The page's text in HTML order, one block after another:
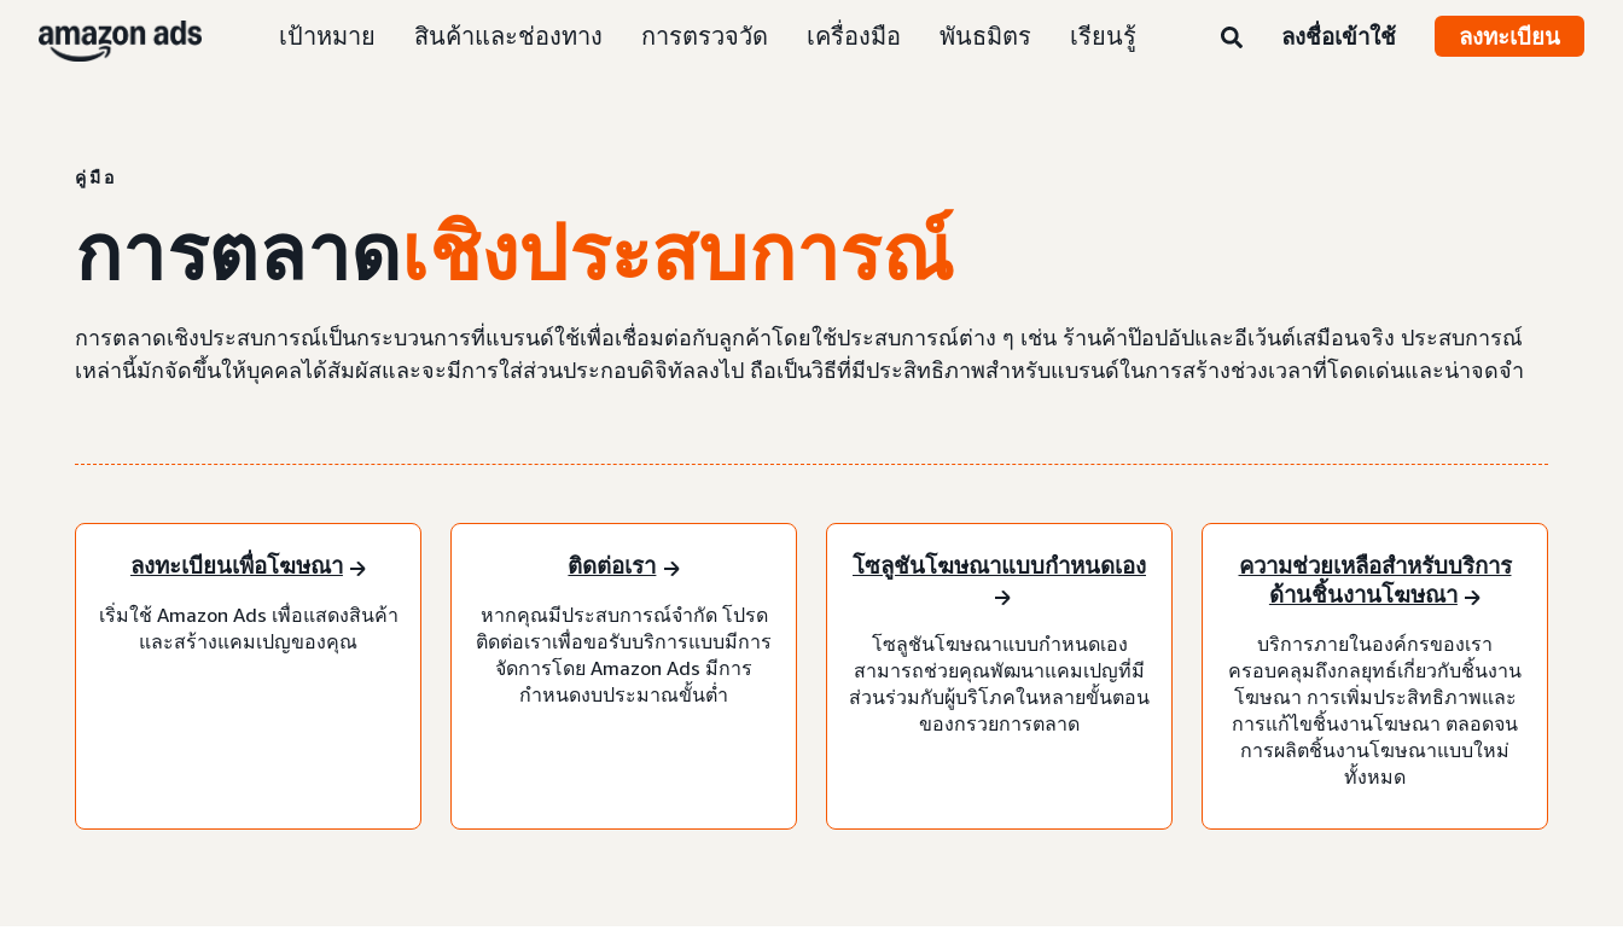
เป้าหมาย สินค้าและช่องทาง การตรวจวัด เครื่องมือ พันธมิตร เรียนรู้ ลงชื่อเข้าใช้ ลงทะเบียน
คู่มือ
การตลาดเชิงประสบการณ์
การตลาดเชิงประสบการณ์เป็นกระบวนการที่แบรนด์ใช้เพื่อเชื่อมต่อกับลูกค้าโดยใช้ประสบการณ์ต่าง ๆ เช่น ร้านค้าป๊อปอัปและอีเว้นต์เสมือนจริง ประสบการณ์
เหล่านี้มักจัดขึ้นให้บุคคลได้สัมผัสและจะมีการใส่ส่วนประกอบดิจิทัลลงไป ถือเป็นวิธีที่มีประสิทธิภาพสำหรับแบรนด์ในการสร้างช่วงเวลาที่โดดเด่นและน่าจดจำ
ลงทะเบียนเพื่อโฆษณา
เริ่มใช้ Amazon Ads เพื่อแสดงสินค้า
และสร้างแคมเปญของคุณ
ติดต่อเรา
หากคุณมีประสบการณ์จำกัด โปรด
ติดต่อเราเพื่อขอรับบริการแบบมีการ
จัดการโดย Amazon Ads มีการ
กำหนดงบประมาณขั้นต่ำ
โซลูชันโฆษณาแบบกำหนดเอง
โซลูชันโฆษณาแบบกำหนดเอง
สามารถช่วยคุณพัฒนาแคมเปญที่มี
ส่วนร่วมกับผู้บริโภคในหลายขั้นตอน
ของกรวยการตลาด
ความช่วยเหลือสำหรับบริการ
ด้านชิ้นงานโฆษณา
บริการภายในองค์กรของเรา
ครอบคลุมถึงกลยุทธ์เกี่ยวกับชิ้นงาน
โฆษณา การเพิ่มประสิทธิภาพและ
การแก้ไขชิ้นงานโฆษณา ตลอดจน
การผลิตชิ้นงานโฆษณาแบบใหม่
ทั้งหมด